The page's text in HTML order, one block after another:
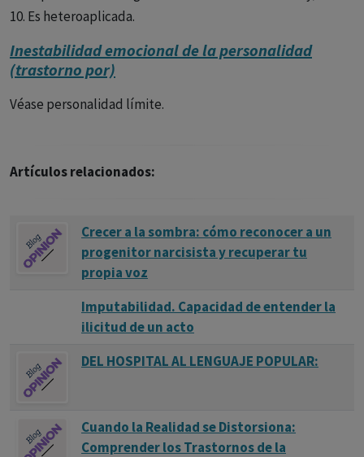
10. Es heteroaplicada.
Inestabilidad emocional de la personalidad
(trastorno por)
Véase personalidad límite.
Artículos relacionados:
Crecer a la sombra: cómo reconocer a un
progenitor narcisista y recuperar tu
propia voz
Imputabilidad. Capacidad de entender la
ilicitud de un acto
DEL HOSPITAL AL LENGUAJE POPULAR:
Cuando la Realidad se Distorsiona:
Comprender los Trastornos de la